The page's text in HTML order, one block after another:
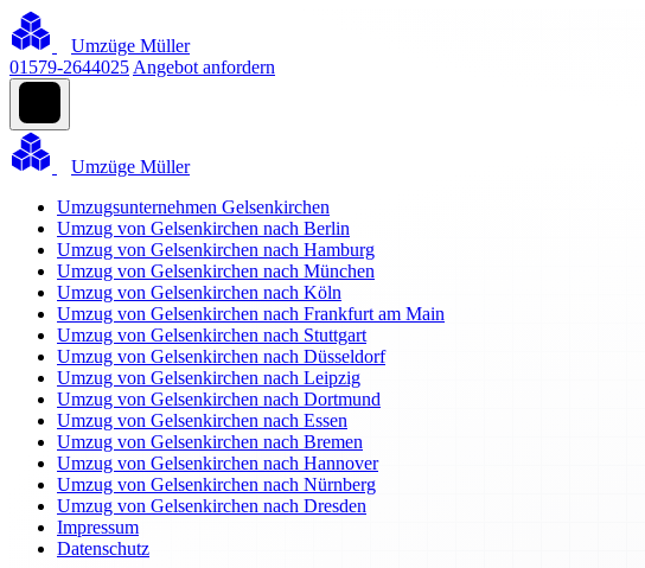
Umzüge Müller
01579-2644025 Angebot anfordern
Umzüge Müller
Umzugsunternehmen Gelsenkirchen
Umzug von Gelsenkirchen nach Berlin
Umzug von Gelsenkirchen nach Hamburg
Umzug von Gelsenkirchen nach München
Umzug von Gelsenkirchen nach Köln
Umzug von Gelsenkirchen nach Frankfurt am Main
Umzug von Gelsenkirchen nach Stuttgart
Umzug von Gelsenkirchen nach Düsseldorf
Umzug von Gelsenkirchen nach Leipzig
Umzug von Gelsenkirchen nach Dortmund
Umzug von Gelsenkirchen nach Essen
Umzug von Gelsenkirchen nach Bremen
Umzug von Gelsenkirchen nach Hannover
Umzug von Gelsenkirchen nach Nürnberg
Umzug von Gelsenkirchen nach Dresden
Impressum
Datenschutz